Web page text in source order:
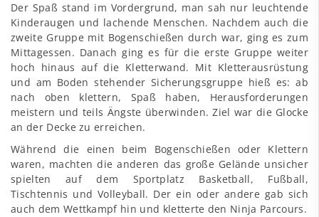
Der Spaß stand im Vordergrund, man sah nur leuchtende
Kinderaugen und lachende Menschen. Nachdem auch die
zweite Gruppe mit Bogenschießen durch war, ging es zum
Mittagessen. Danach ging es für die erste Gruppe weiter
hoch hinaus auf die Kletterwand. Mit Kletterausrüstung
und am Boden stehender Sicherungsgruppe hieß es: ab
nach oben klettern, Spaß haben, Herausforderungen
meistern und teils Ängste überwinden. Ziel war die Glocke
an der Decke zu erreichen.
Während die einen beim Bogenschießen oder Klettern
waren, machten die anderen das große Gelände unsicher
spielten auf dem Sportplatz Basketball, Fußball,
Tischtennis und Volleyball. Der ein oder andere gab sich
auch dem Wettkampf hin und kletterte den Ninja Parcours.